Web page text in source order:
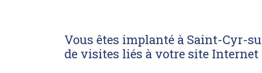
Vous êtes implanté à Saint-Cyr-
de visites liés à votre site Internet